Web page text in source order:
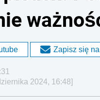
Zapisz się
2024, 16:48]